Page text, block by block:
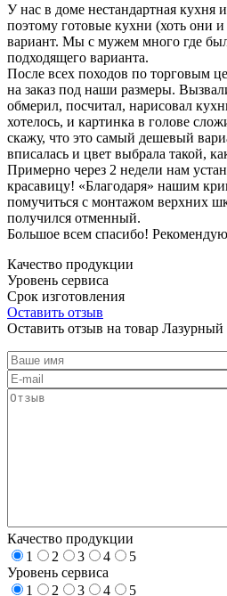
У нас в доме нестандартная кухня
поэтому готовые кухни (хоть они
вариант. Мы с мужем много где
подходящего варианта.
После всех походов по торговым
на заказ под наши размеры.
обмерил, посчитал, нарисовал
хотелось, и картинка в голове
скажу, что это самый дешевый
вписалась и цвет выбрала такой,
Примерно через 2 недели нам
красавицу! «Благодаря» нашим
помучиться с монтажом верхних
получился отменный.
Большое всем спасибо!
Качество продукции
Уровень сервиса
Срок изготовления
Оставить отзыв
Оставить отзыв на товар Лазурный
Качество продукции
1
2 3 4
5
Уровень сервиса
1
2 3 4 5